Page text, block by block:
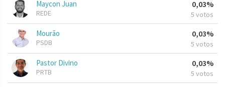
Maycon Juan
REDE
0,03%
5 votos
Mourão
PSDB
0,03%
5 votos
Pastor Divino
PRTB
0,03%
5 votos